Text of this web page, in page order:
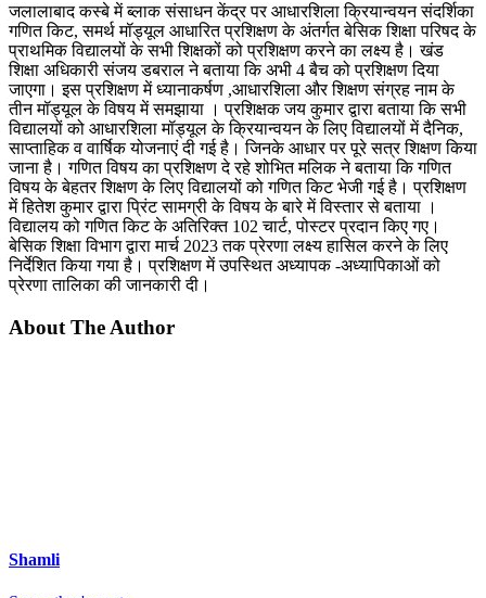
जलालाबाद कस्बे में ब्लाक संसाधन केंद्र पर आधारशिला क्रियान्वयन संदर्शिका
गणित किट, समर्थ मॉड्यूल आधारित प्रशिक्षण के अंतर्गत बेसिक शिक्षा परिषद के
प्राथमिक विद्यालयों के सभी शिक्षकों को प्रशिक्षण करने का लक्ष्य है। खंड
शिक्षा अधिकारी संजय डबराल ने बताया कि अभी 4 बैच को प्रशिक्षण दिया
जाएगा। इस प्रशिक्षण में ध्यानाकर्षण ,आधारशिला और शिक्षण संग्रह नाम के
तीन मॉड्यूल के विषय में समझाया । प्रशिक्षक जय कुमार द्वारा बताया कि सभी
विद्यालयों को आधारशिला मॉड्यूल के क्रियान्वयन के लिए विद्यालयों में दैनिक,
साप्ताहिक व वार्षिक योजनाएं दी गई है। जिनके आधार पर पूरे सत्र शिक्षण किया
जाना है। गणित विषय का प्रशिक्षण दे रहे शोभित मलिक ने बताया कि गणित
विषय के बेहतर शिक्षण के लिए विद्यालयों को गणित किट भेजी गई है। प्रशिक्षण
में हितेश कुमार द्वारा प्रिंट सामग्री के विषय के बारे में विस्तार से बताया ।
विद्यालय को गणित किट के अतिरिक्त 102 चार्ट, पोस्टर प्रदान किए गए।
बेसिक शिक्षा विभाग द्वारा मार्च 2023 तक प्रेरणा लक्ष्य हासिल करने के लिए
निर्देशित किया गया है। प्रशिक्षण में उपस्थित अध्यापक -अध्यापिकाओं को
प्रेरणा तालिका की जानकारी दी।
About The Author
Shamli